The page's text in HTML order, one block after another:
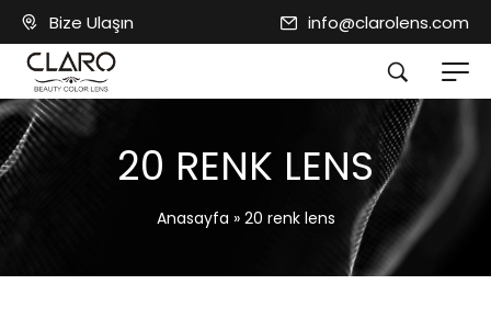
Bize Ulaşın info@clarolens.com
20 RENK LENS
Anasayfa » 20 renk lens